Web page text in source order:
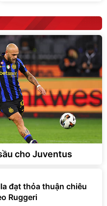
cho Juventus
đạt thỏa thuận chiêu
Ruggeri